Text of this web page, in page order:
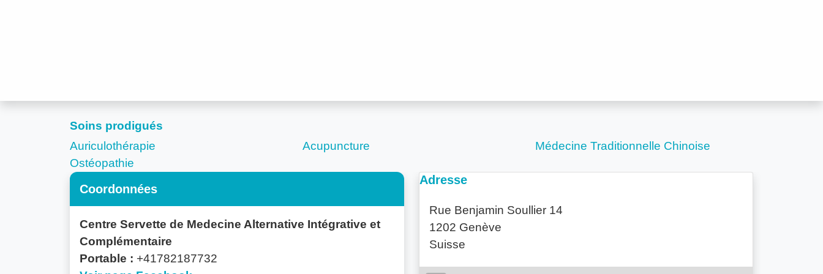
Soins prodigués
Auriculothérapie
Acupuncture
Médecine Traditionnelle Chinoise
Ostéopathie
Coordonnées
Centre Servette de Medecine Alternative Intégrative et
Complémentaire
Portable : +41782187732
Adresse
Rue Benjamin Soullier 14
1202 Genève
Suisse